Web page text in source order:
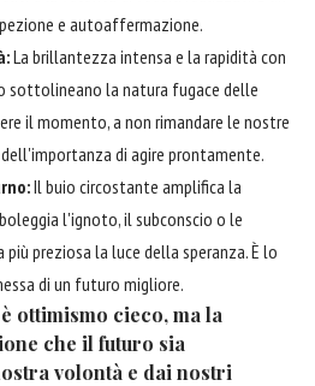
e autoaffermazione.
La brillantezza intensa e la rapidità con
sottolineano la natura fugace delle
il momento, a non rimandare le nostre
di agire prontamente.
Il buio circostante amplifica la
l'ignoto, il subconscio o le
preziosa la luce della speranza. È lo
di un futuro migliore.
ottimismo cieco, ma la
che il futuro sia
volontà e dai nostri